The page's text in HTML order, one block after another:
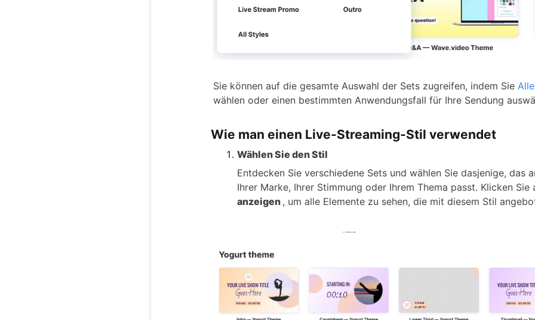
Sie können auf die gesamte Auswahl der Sets zugreifen, indem Sie
wählen oder einen bestimmten Anwendungsfall für Ihre Sendung
Wie man einen Live-Streaming-Stil verwendet
Wählen Sie den Stil
Entdecken Sie verschiedene Sets und wählen Sie dasjenige, das
Ihrer Marke, Ihrer Stimmung oder Ihrem Thema passt. Klicken
anzeigen , um alle Elemente zu sehen, die mit diesem Stil